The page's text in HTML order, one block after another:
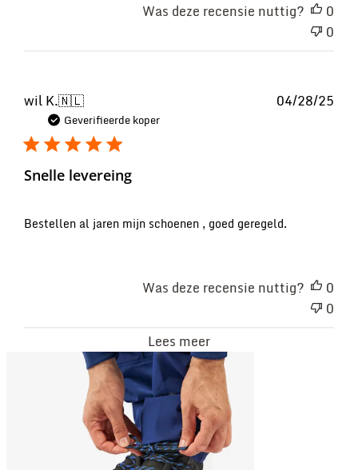
Was deze recensie nuttig?
0
0
wil K.🇳🇱
Geverifieerde koper
Snelle levereing
Bestellen al jaren mijn schoenen , goed geregeld.
04/28/25
Was deze recensie nuttig?
0
0
Lees meer